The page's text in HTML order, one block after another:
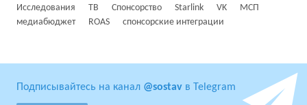
Исследования ТВ Спонсорство Starlink VK
МСП
медиабюджет
ROAS спонсорские интеграции
Подписывайтесь на канал @sostav в Telegram